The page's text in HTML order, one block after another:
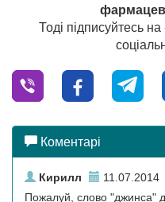
Тоді підписуйтесь
Коментарі
Кирилл 11.07.2014
Пожалуй, слово "джинса"